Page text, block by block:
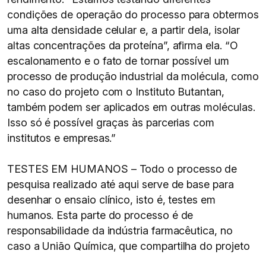
condições de operação do processo para obtermos
uma alta densidade celular e, a partir dela, isolar
altas concentrações da proteína”, afirma ela. “O
escalonamento e o fato de tornar possível um
processo de produção industrial da molécula, como
no caso do projeto com o Instituto Butantan,
também podem ser aplicados em outras moléculas.
Isso só é possível graças às parcerias com
institutos e empresas.”
TESTES EM HUMANOS – Todo o processo de
pesquisa realizado até aqui serve de base para
desenhar o ensaio clínico, isto é, testes em
humanos. Esta parte do processo é de
responsabilidade da indústria farmacêutica, no
caso a União Química, que compartilha do projeto